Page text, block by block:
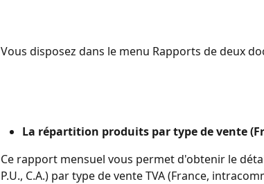
Vous disposez dans le menu Rapports de deux
La répartition produits par type de vente
Ce rapport mensuel vous permet d'obtenir le
P.U., C.A.) par type de vente TVA (France,